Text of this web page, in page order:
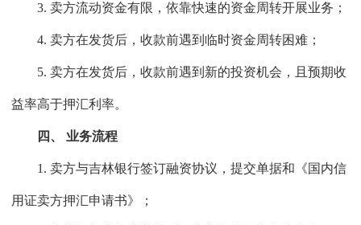
3. 卖方流动资金有限，依靠快速的资金周转开展业务；
4. 卖方在发货后，收款前遇到临时资金周转困难；
5. 卖方在发货后，收款前遇到新的投资机会，且预期收
益率高于押汇利率。
四、 业务流程
1. 卖方与吉林银行签订融资协议，提交单据和《国内信
用证卖方押汇申请书》；